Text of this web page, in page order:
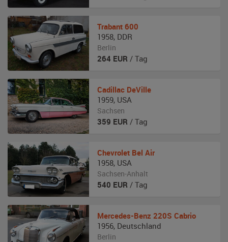
Trabant 600
1958, DDR
Berlin
264 EUR / Tag
Cadillac DeVille
1959, USA
Sachsen
359 EUR / Tag
Chevrolet Bel Air
1958, USA
Sachsen-Anhalt
540 EUR / Tag
Mercedes-Benz 220S Cabrio
1956, Deutschland
Berlin